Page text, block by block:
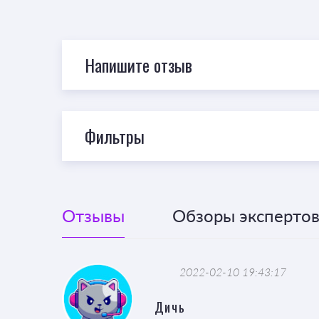
Напишите отзыв
Фильтры
Отзывы Обзоры
2022-02-10 19:43:17
Дичь